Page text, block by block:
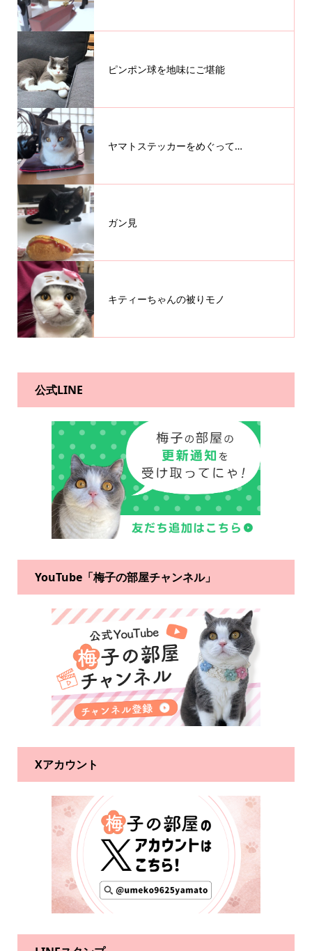
ピンポン球を地味にご堪能
ヤマトステッカーをめぐって…
ガン見
キティーちゃんの被りモノ
公式LINE
YouTube「梅子の部屋チャンネル」
Xアカウント